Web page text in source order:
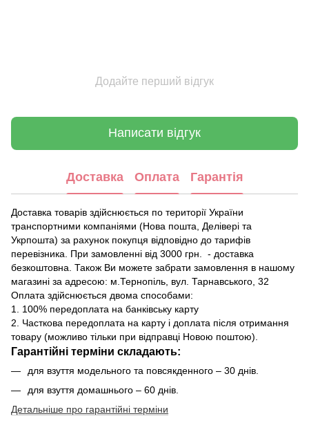
Додайте перший відгук
Написати відгук
Доставка Оплата Гарантія
Доставка товарів здійснюється по території України
транспортними компаніями (Нова пошта, Делівері та
Укрпошта) за рахунок покупця відповідно до тарифів
перевізника. При замовленні від 3000 грн. - доставка
безкоштовна. Також Ви можете забрати замовлення в нашому
магазині за адресою: м.Тернопіль, вул. Тарнавського, 32
Оплата здійснюється двома способами:
1. 100% передоплата на банківську карту
2. Часткова передоплата на карту і доплата після отримання
товару (можливо тільки при відправці Новою поштою).
Гарантійні терміни складають:
для взуття модельного та повсякденного – 30 днів.
для взуття домашнього – 60 днів.
Детальніше про гарантійні терміни